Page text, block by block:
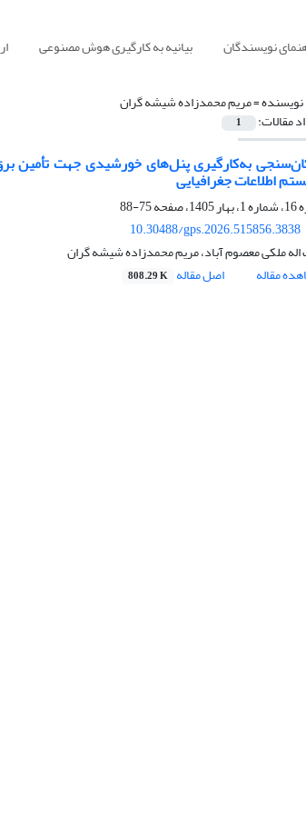
نویسندگان بیانیه به کارگیری هوش مصنوعی
نویسنده =مریم محمدزاده شیشه گران
مقالات: 1
به‌کارگیری پنل‌های خورشیدی جهت تأمین
اطلاعات جغرافیایی
صفحه
75-88
10.30488/gps.2026.515856.3838
ملکی معصوم آباد، مریم محمدزاده شیشه گران
مقاله
اصل مقاله 808.29 K